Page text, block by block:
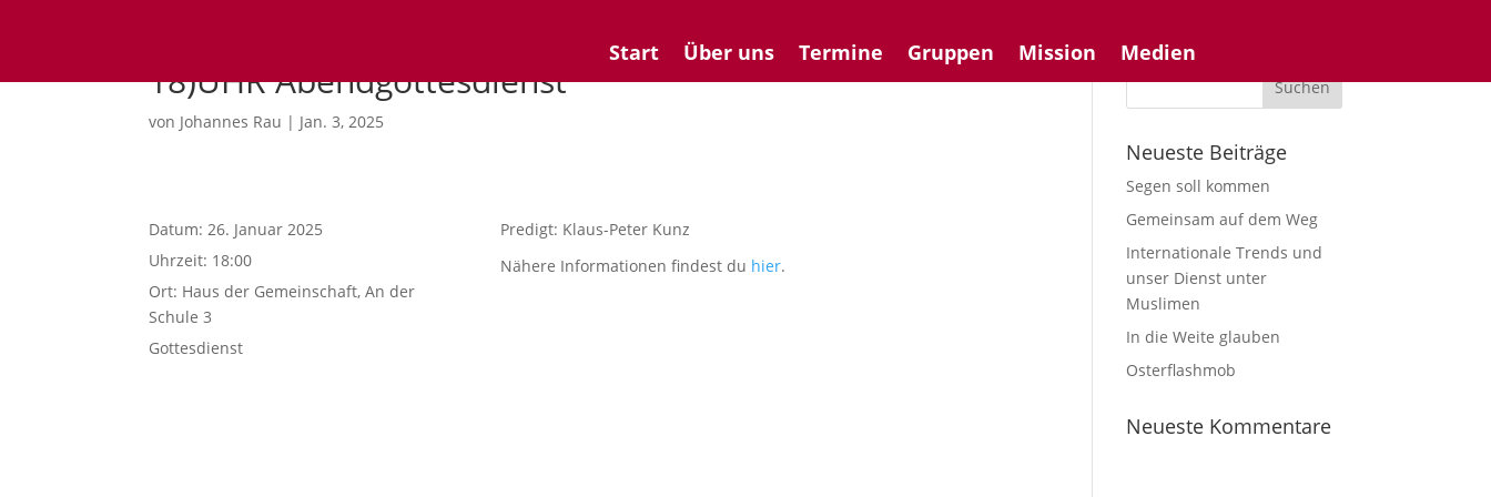
Start Über uns Termine Gruppen Mission Medien
18)UHR Abendgottesdienst
von Johannes Rau | Jan. 3, 2025
Datum:26. Januar 2025
Uhrzeit: 18:00
Ort: Haus der Gemeinschaft, An der
Schule 3
Gottesdienst
Predigt: Klaus-Peter Kunz
Nähere Informationen findest du hier.
Neueste Beiträge
Segen soll kommen
Gemeinsam auf dem Weg
Internationale Trends und
unser Dienst unter
Muslimen
In die Weite glauben
Osterflashmob
Neueste Kommentare